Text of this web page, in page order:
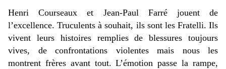
Henri Courseaux et Jean-Paul Farré jouent de
l’excellence. Truculents à souhait, ils sont les Fratelli. Ils
vivent leurs histoires remplies de blessures toujours
vives, de confrontations violentes mais nous les
montrent frères avant tout. L’émotion passe la rampe,